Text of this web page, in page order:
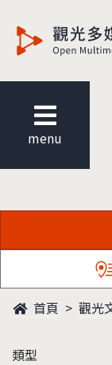
menu
首頁 觀光
類型